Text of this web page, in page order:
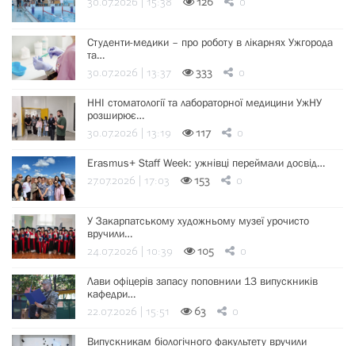
Студенти-медики – про роботу в лікарнях Ужгорода
та…
30.07.2026 | 13:37 333 0
ННІ стоматології та лабораторної медицини УжНУ
розширює…
30.07.2026 | 13:19 117 0
Erasmus+ Staff Week: ужнівці переймали досвід…
27.07.2026 | 17:03 153 0
У Закарпатському художньому музеї урочисто
вручили…
24.07.2026 | 10:39 105 0
Лави офіцерів запасу поповнили 13 випускників
кафедри…
22.07.2026 | 15:51 63 0
Випускникам біологічного факультету вручили